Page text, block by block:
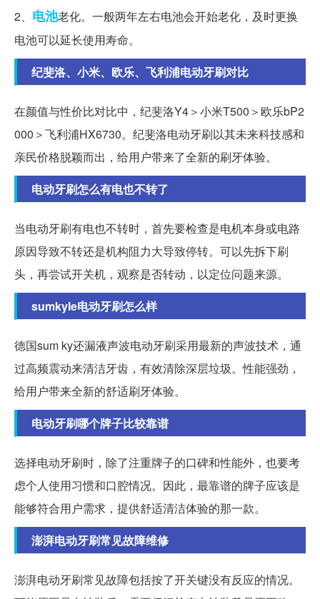
2、 电池老化。一般两年左右电池会开始老化，及时更换
电池可以延长使用寿命。
纪斐洛、小米、欧乐、飞利浦电动牙刷对比
在颜值与性价比对比中，纪斐洛Y4＞小米T500＞欧乐bP2
000＞飞利浦HX6730。纪斐洛电动牙刷以其未来科技感和
亲民价格脱颖而出，给用户带来了全新的刷牙体验。
电动牙刷怎么有电也不转了
当电动牙刷有电也不转时，首先要检查是电机本身或电路
原因导致不转还是机构阻力大导致停转。可以先拆下刷
头，再尝试开关机，观察是否转动，以定位问题来源。
sumkyle电动牙刷怎么样
德国sum ky还漏液声波电动牙刷采用最新的声波技术，通
过高频震动来清洁牙齿，有效清除深层垃圾。性能强劲，
给用户带来全新的舒适刷牙体验。
电动牙刷哪个牌子比较靠谱
选择电动牙刷时，除了注重牌子的口碑和性能外，也要考
虑个人使用习惯和口腔情况。因此，最靠谱的牌子应该是
能够符合用户需求，提供舒适清洁体验的那一款。
澎湃电动牙刷常见故障维修
澎湃电动牙刷常见故障包括按了开关键没有反应的情况。